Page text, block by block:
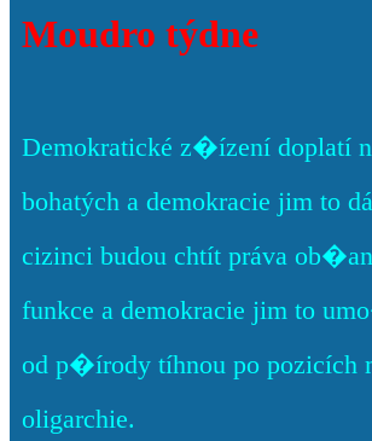
Moudro týdne
Demokratické z�ízení doplatí
bohatých a demokracie jim to
cizinci budou chtít práva
funkce a demokracie jim to
od p�írody tíhnou po pozicích
oligarchie.